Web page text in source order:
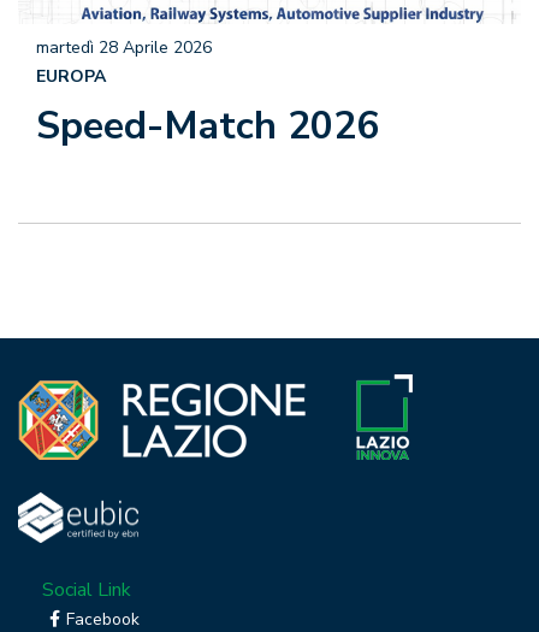
Speed-Match 2026
martedì 28 Aprile 2026
EUROPA
Social Link
Facebook